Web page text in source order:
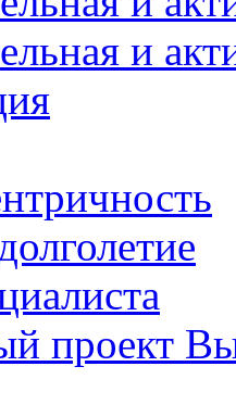
и
проект